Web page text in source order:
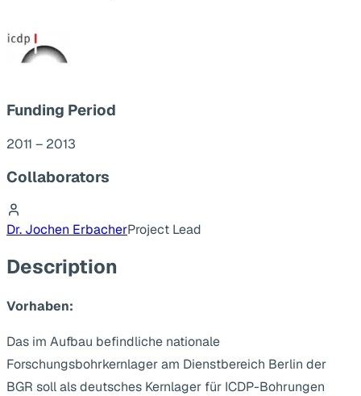
Funding Period
2011 – 2013
Collaborators
Dr. Jochen ErbacherProject Lead
Description
Vorhaben:
Das im Aufbau befindliche nationale
Forschungsbohrkernlager am Dienstbereich Berlin der
BGR soll als deutsches Kernlager für ICDP-Bohrungen